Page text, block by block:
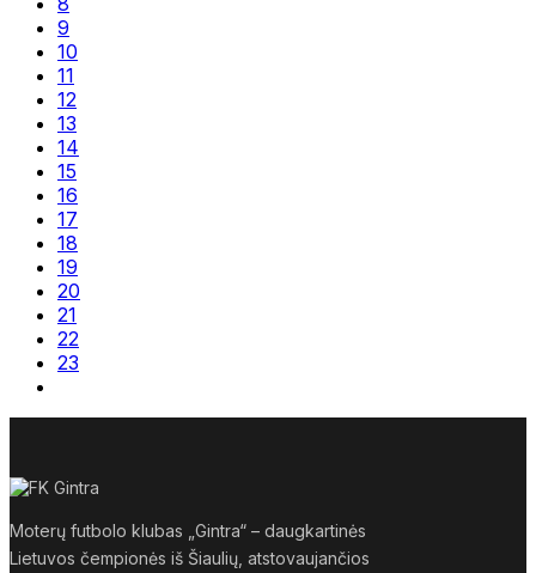
9
10
11
12
13
14
15
16
17
18
19
20
21
22
23
Moterų futbolo klubas „Gintra“ – daugkartinės
Lietuvos čempionės iš Šiaulių, atstovaujančios